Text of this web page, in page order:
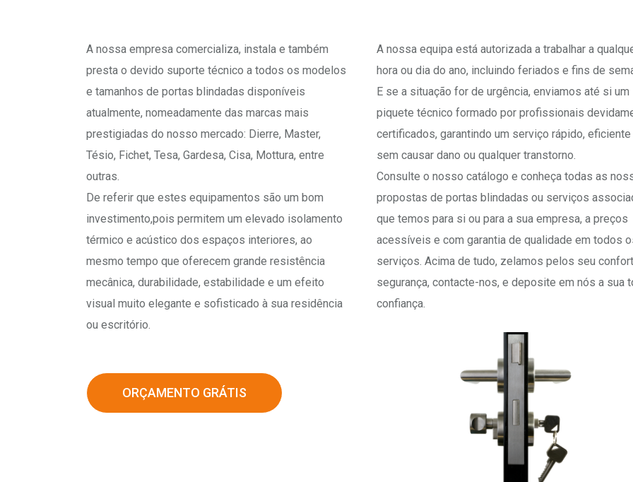
A nossa empresa comercializa, instala e também
presta o devido suporte técnico a todos os modelos
e tamanhos de portas blindadas disponíveis
atualmente, nomeadamente das marcas mais
prestigiadas do nosso mercado: Dierre, Master,
Tésio, Fichet, Tesa, Gardesa, Cisa, Mottura, entre
outras.
De referir que estes equipamentos são um bom
investimento,pois permitem um elevado isolamento
térmico e acústico dos espaços interiores, ao
mesmo tempo que oferecem grande resistência
mecânica, durabilidade, estabilidade e um efeito
visual muito elegante e sofisticado à sua residência
ou escritório.
ORÇAMENTO GRÁTIS
A nossa equipa está autorizada a trabalhar a
hora ou dia do ano, incluindo feriados e fins de
E se a situação for de urgência, enviamos até si um
piquete técnico formado por profissionais
certificados, garantindo um serviço rápido, eficiente
sem causar dano ou qualquer transtorno.
Consulte o nosso catálogo e conheça todas as
propostas de portas blindadas ou serviços
que temos para si ou para a sua empresa, a preços
acessíveis e com garantia de qualidade em todos
serviços. Acima de tudo, zelamos pelos seu
segurança, contacte-nos, e deposite em nós a sua
confiança.